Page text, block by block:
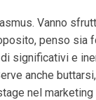
Vanno
penso sia
significativi e
anche
nel